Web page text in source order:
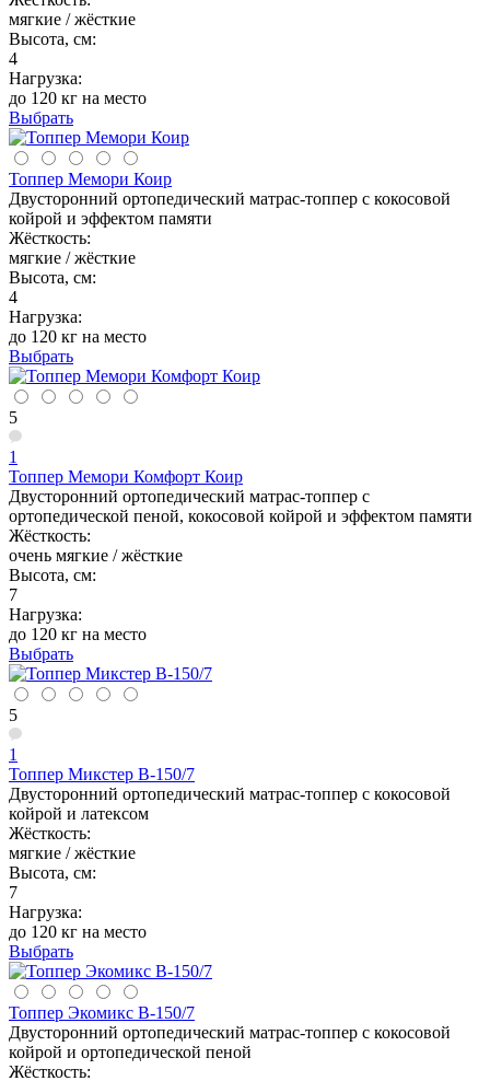
мягкие / жёсткие
Высота, см:
4
Нагрузка:
до 120 кг на место
Выбрать
Топпер Мемори Коир
Двусторонний ортопедический матрас-топпер с кокосовой
койрой и эффектом памяти
Жёсткость:
мягкие / жёсткие
Высота, см:
4
Нагрузка:
до 120 кг на место
Выбрать
5
1
Топпер Мемори Комфорт Коир
Двусторонний ортопедический матрас-топпер с
ортопедической пеной, кокосовой койрой и эффектом памяти
Жёсткость:
очень мягкие / жёсткие
Высота, см:
7
Нагрузка:
до 120 кг на место
Выбрать
5
1
Топпер Микстер В-150/7
Двусторонний ортопедический матрас-топпер с кокосовой
койрой и латексом
Жёсткость:
мягкие / жёсткие
Высота, см:
7
Нагрузка:
до 120 кг на место
Выбрать
Топпер Экомикс В-150/7
Двусторонний ортопедический матрас-топпер с кокосовой
койрой и ортопедической пеной
Жёсткость: